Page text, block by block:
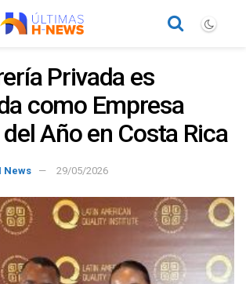
Privada es
como Empresa
Año en Costa Rica
News 29/05/2026